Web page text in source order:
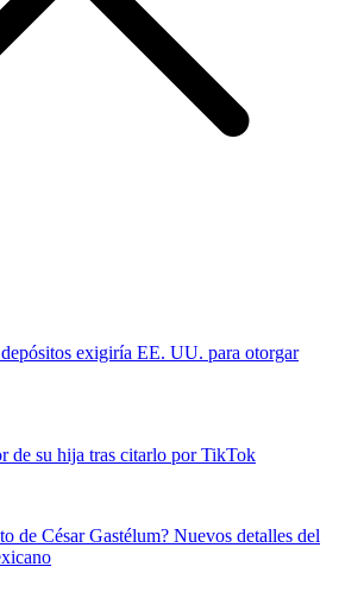
exigiría EE. UU. para otorgar
de su hija tras citarlo por TikTok
de César Gastélum? Nuevos detalles del